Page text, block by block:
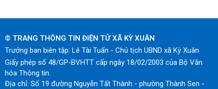
© TRANG THÔNG TIN ĐIỆN TỬ XÃ KỲ XUÂN
Trưởng ban biên tập: Lê Tài Tuấn - Chủ tịch UBND xã Kỳ Xuân
Giấy phép số 48/GP-BVHTT cấp ngày 18/02/2003 của Bộ Văn
hóa Thông tin.
Địa chỉ: Số 19 đường Nguyễn Tất Thành - phường Thành Sen -